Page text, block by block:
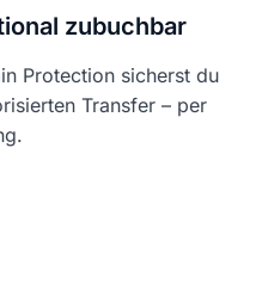
zubuchbar
Protection sicherst du
Transfer – per